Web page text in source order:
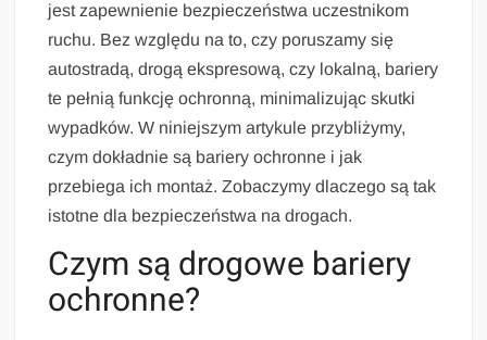
jest zapewnienie bezpieczeństwa uczestnikom
ruchu. Bez względu na to, czy poruszamy się
autostradą, drogą ekspresową, czy lokalną, bariery
te pełnią funkcję ochronną, minimalizując skutki
wypadków. W niniejszym artykule przybliżymy,
czym dokładnie są bariery ochronne i jak
przebiega ich montaż. Zobaczymy dlaczego są tak
istotne dla bezpieczeństwa na drogach.
Czym są drogowe bariery
ochronne?